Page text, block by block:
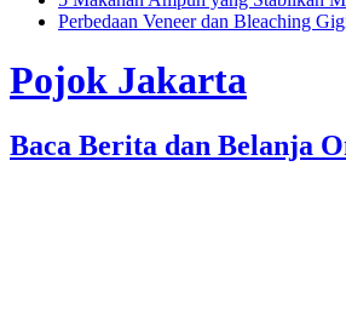
Perbedaan Veneer dan Bleaching
Pojok Jakarta
Baca Berita dan Belanja